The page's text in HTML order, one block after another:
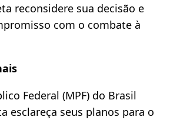
reconsidere sua decisão e
com o combate à
Federal (MPF) do Brasil
esclareça seus planos para o